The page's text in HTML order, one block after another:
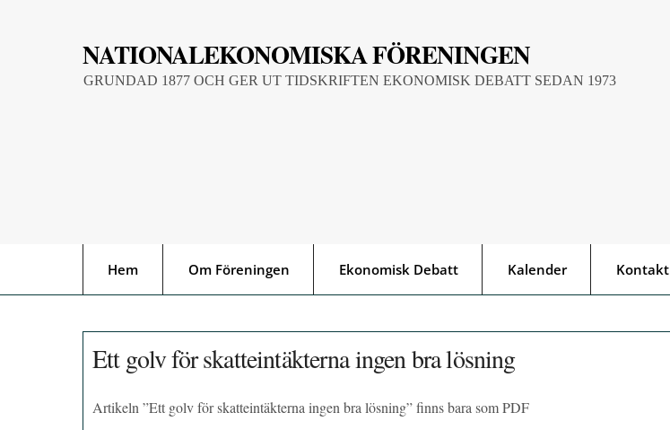
NATIONALEKONOMISKA FÖRENINGEN
GRUNDAD 1877 OCH GER UT TIDSKRIFTEN EKONOMISK DEBATT SEDAN 1973
Hem Om Föreningen Ekonomisk Debatt Kalender Kontakt
Ett golv för skatteintäkterna ingen bra lösning
Artikeln ”Ett golv för skatteintäkterna ingen bra lösning” finns bara som PDF